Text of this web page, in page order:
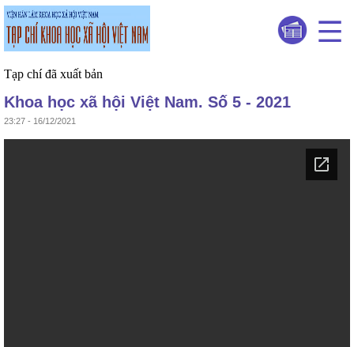
Tạp chí đã xuất bản
Khoa học xã hội Việt Nam. Số 5 - 2021
23:27 - 16/12/2021